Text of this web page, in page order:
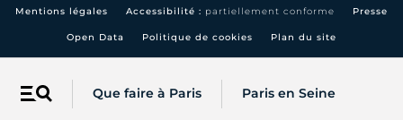
Menu Que faire à Paris Paris en Seine
Mentions légales Accessibilité : partiellement conforme Presse
Open Data Politique de cookies Plan du site